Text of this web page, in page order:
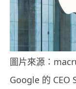
圖片來源：
Google 的 CEO